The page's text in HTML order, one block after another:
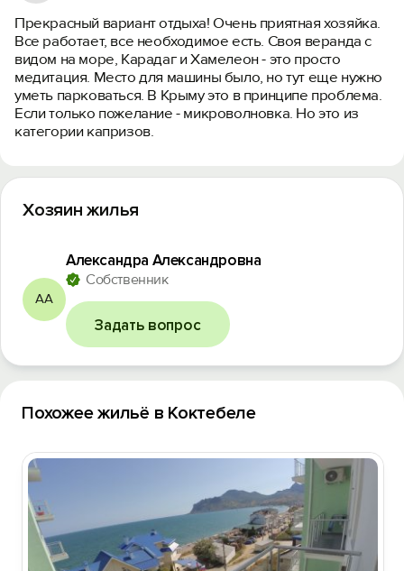
Прекрасный вариант отдыха! Очень приятная хозяйка.
Все работает, все необходимое есть. Своя веранда с
видом на море, Карадаг и Хамелеон - это просто
медитация. Место для машины было, но тут еще нужно
уметь парковаться. В Крыму это в принципе проблема.
Если только пожелание - микроволновка. Но это из
категории капризов.
Хозяин жилья
АА
Александра Александровна
Собственник
Задать вопрос
Похожее жильё в Коктебеле